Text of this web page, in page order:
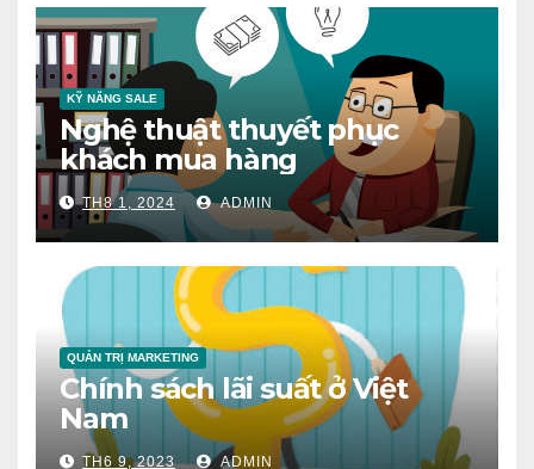
KỸ NĂNG SALE
Nghệ thuật thuyết phục
khách mua hàng
TH8 1, 2024 ADMIN
QUẢN TRỊ MARKETING
Chính sách lãi suất ở Việt
Nam
TH6 9, 2023 ADMIN